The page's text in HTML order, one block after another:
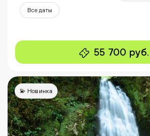
Все даты
55 700 руб.
💫 Новинка